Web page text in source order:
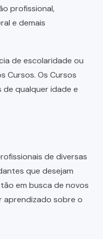
profissional,
e demais
de escolaridade ou
Cursos. Os Cursos
qualquer idade e
de diversas
que desejam
em busca de novos
aprendizado sobre o